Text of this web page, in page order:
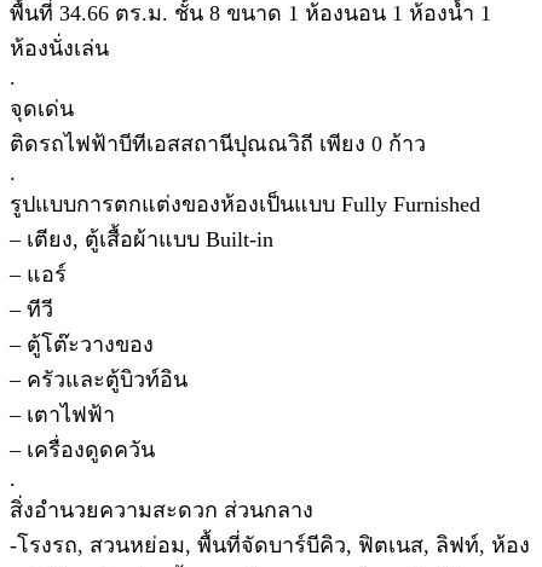
พื้นที่ 34.66 ตร.ม. ชั้น 8 ขนาด 1 ห้องนอน 1 ห้องน้ำ 1
ห้องนั่งเล่น
.
จุดเด่น
ติดรถไฟฟ้าบีทีเอสสถานีปุณณวิถี เพียง 0 ก้าว
.
รูปแบบการตกแต่งของห้องเป็นแบบ Fully Furnished
– เตียง, ตู้เสื้อผ้าแบบ Built-in
– แอร์
– ทีวี
– ตู้โต๊ะวางของ
– ครัวและตู้บิวท์อิน
– เตาไฟฟ้า
– เครื่องดูดควัน
.
สิ่งอำนวยความสะดวก ส่วนกลาง
-โรงรถ, สวนหย่อม, พื้นที่จัดบาร์บีคิว, ฟิตเนส, ลิฟท์, ห้อง